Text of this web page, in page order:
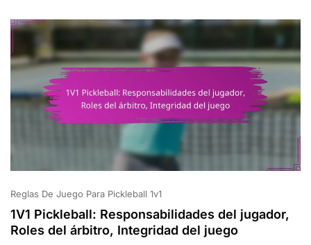
Límites,
De
Interferencia
Reglas De Juego Para Pickleball 1v1
1V1 Pickleball: Responsabilidades del jugador,
Roles del árbitro, Integridad del juego